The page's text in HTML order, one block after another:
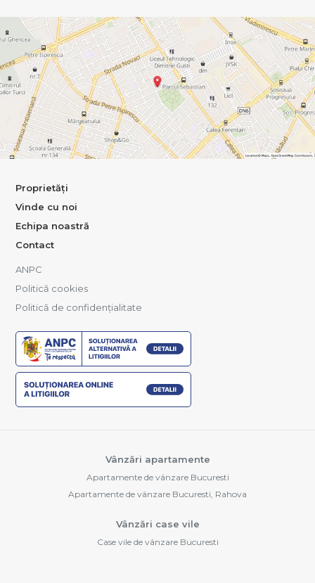
Proprietăți
Vinde cu noi
Echipa noastră
Contact
ANPC
Politică cookies
Politică de confidențialitate
Vânzări apartamente
Apartamente de vânzare Bucuresti
Apartamente de vânzare Bucuresti, Rahova
Vânzări case vile
Case vile de vânzare Bucuresti